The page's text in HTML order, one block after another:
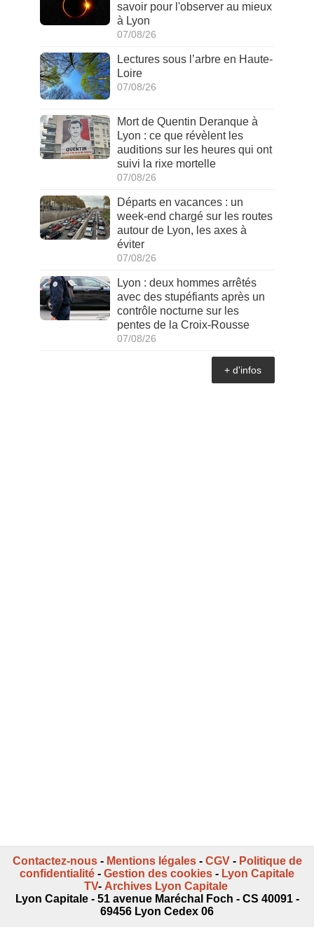
savoir pour l'observer au mieux
à Lyon
07/08/26
Lectures sous l’arbre en Haute-
Loire
07/08/26
Mort de Quentin Deranque à
Lyon : ce que révèlent les
auditions sur les heures qui ont
suivi la rixe mortelle
07/08/26
Départs en vacances : un
week-end chargé sur les routes
autour de Lyon, les axes à
éviter
07/08/26
Lyon : deux hommes arrêtés
avec des stupéfiants après un
contrôle nocturne sur les
pentes de la Croix-Rousse
07/08/26
+ d'infos
Contactez-nous- Mentions légales- CGV- Politique de
confidentialité - Gestion des cookies - Lyon Capitale
TV- Archives Lyon Capitale
Lyon Capitale - 51 avenue Maréchal Foch - CS 40091 -
69456 Lyon Cedex 06